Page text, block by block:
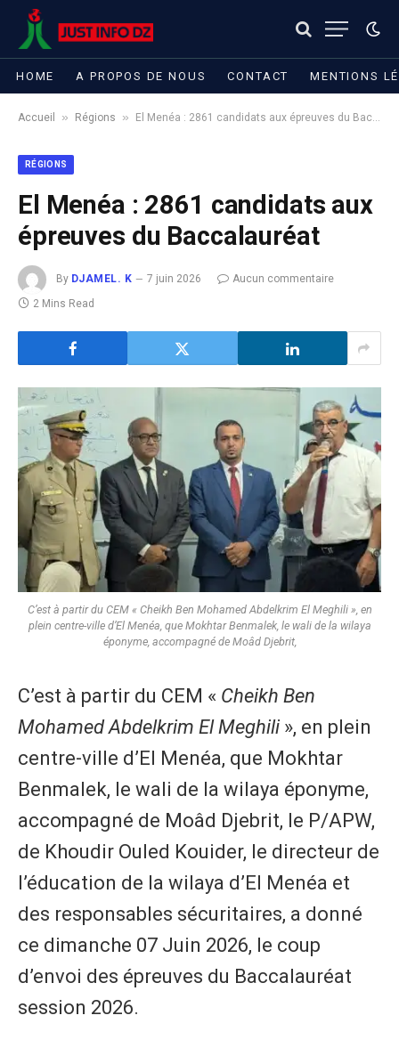
HOME A PROPOS DE NOUS CONTACT MENTIONS
Accueil » Régions » El Menéa : 2861 candidats aux épreuves du Baccalauréat
RÉGIONS
El Menéa : 2861 candidats aux
épreuves du Baccalauréat
By DJAMEL. K 7 juin 2026
Aucun commentaire
2 Mins Read
C’est à partir du CEM « Cheikh Ben Mohamed Abdelkrim El Meghili », en
plein centre-ville d’El Menéa, que Mokhtar Benmalek, le wali de la wilaya
éponyme, accompagné de Moâd Djebrit,
C’est à partir du CEM « Cheikh Ben
Mohamed Abdelkrim El Meghili », en plein
centre-ville d’El Menéa, que Mokhtar
Benmalek, le wali de la wilaya éponyme,
accompagné de Moâd Djebrit, le P/APW,
de Khoudir Ouled Kouider, le directeur de
l’éducation de la wilaya d’El Menéa et
des responsables sécuritaires, a donné
ce dimanche 07 Juin 2026, le coup
d’envoi des épreuves du Baccalauréat
session 2026.